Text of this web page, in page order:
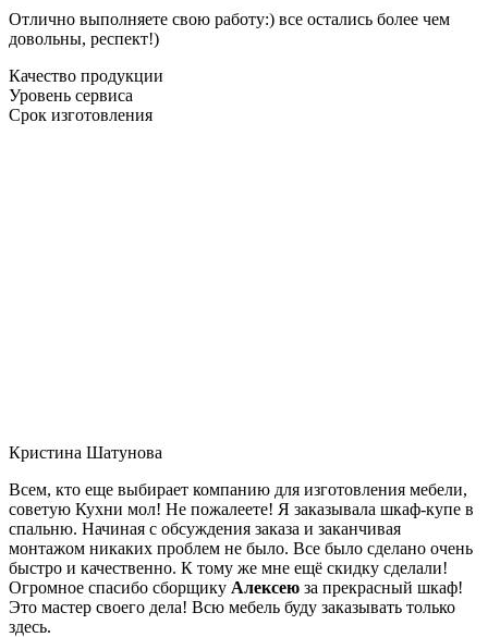
Отлично выполняете свою работу:) все остались более чем
довольны, респект!)
Качество продукции
Уровень сервиса
Срок изготовления
Кристина Шатунова
Всем, кто еще выбирает компанию для изготовления мебели,
советую Кухни мол! Не пожалеете! Я заказывала шкаф-купе в
спальню. Начиная с обсуждения заказа и заканчивая
монтажом никаких проблем не было. Все было сделано очень
быстро и качественно. К тому же мне ещё скидку сделали!
Огромное спасибо сборщику Алексею за прекрасный шкаф!
Это мастер своего дела! Всю мебель буду заказывать только
здесь.